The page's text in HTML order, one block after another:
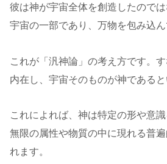
彼は神が宇宙全体を創造したので
宇宙の一部であり、万物を包み込ん
これが「汎神論」の考え方です。す
内在し、宇宙そのものが神である
これによれば、神は特定の形や意識
無限の属性や物質の中に現れる普
れます。